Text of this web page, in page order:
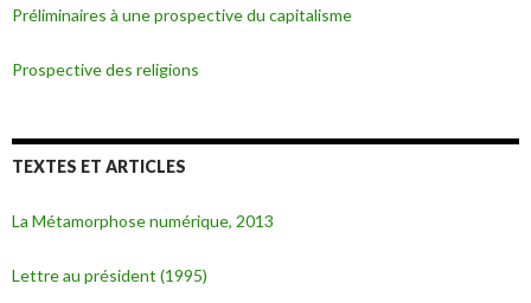
Préliminaires à une prospective du capitalisme
Prospective des religions
TEXTES ET ARTICLES
La Métamorphose numérique, 2013
Lettre au président (1995)